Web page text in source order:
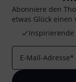
Abonniere den
etwas Glück einen
Inspirierende
E-Mail-Adresse*